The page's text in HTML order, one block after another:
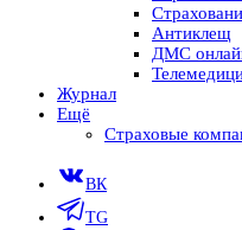
Антиклещ
ДМС
Журнал
Ещё
Страховые
ВК
TG